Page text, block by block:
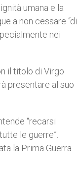
umana e la
a non cessare “di
nei
il titolo di Virgo
presentare al suo
“recarsi
le guerre”.
la Prima Guerra